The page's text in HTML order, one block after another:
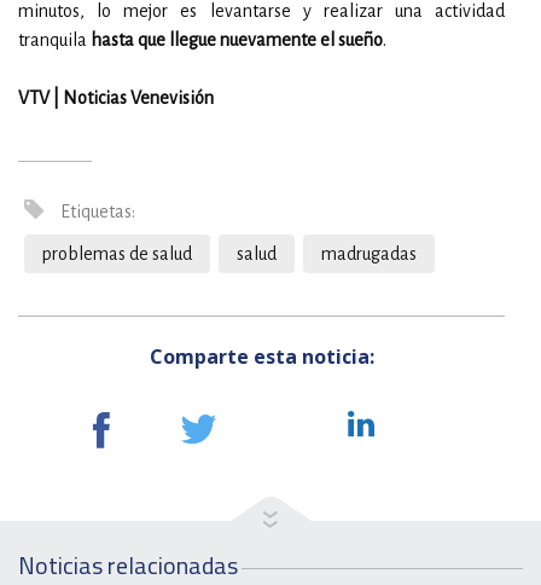
minutos, lo mejor es levantarse y realizar una actividad
tranquila hasta que llegue nuevamente el sueño.
VTV | Noticias Venevisión
Etiquetas:
problemas de salud salud madrugadas
Comparte esta noticia:
Noticias relacionadas